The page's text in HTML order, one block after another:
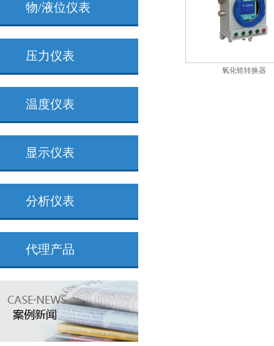
物/液位仪表
压力仪表
温度仪表
显示仪表
分析仪表
代理产品
氧化锆转换器